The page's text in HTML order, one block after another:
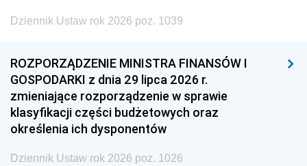
Dziennik Ustaw rok 2026 poz. 1039
ROZPORZĄDZENIE MINISTRA FINANSÓW I
GOSPODARKI z dnia 29 lipca 2026 r.
zmieniające rozporządzenie w sprawie
klasyfikacji części budżetowych oraz
określenia ich dysponentów
Dziennik Ustaw rok 2026 poz. 1026